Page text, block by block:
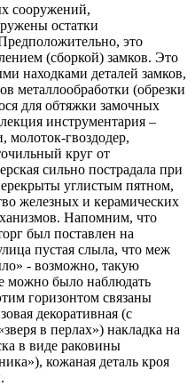
сооружений,
остатки
это
(сборкой) замков. Это
находками деталей замков,
металлообработки (обрезки
для обтяжки замочных
инструментария –
молоток-гвоздодер,
круг от
сильно пострадала при
углистым пятном,
железных и керамических
Напомним, что
был поставлен на
пустая слыла, что меж
- возможно, такую
можно было наблюдать
горизонтом связаны
декоративная (с
в перлах») накладка на
в виде раковины
кожаная деталь кроя